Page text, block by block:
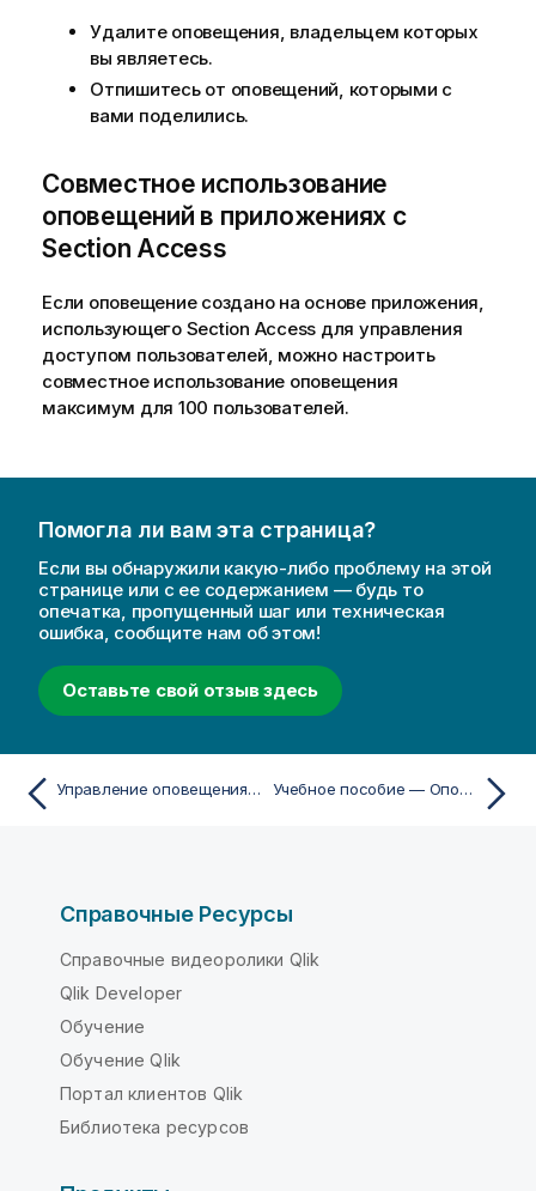
Удалите оповещения, владельцем которых
вы являетесь.
Отпишитесь от оповещений, которыми с
вами поделились.
Совместное использование
оповещений в приложениях с
Section Access
Если оповещение создано на основе приложения,
использующего Section Access для управления
доступом пользователей, можно настроить
совместное использование оповещения
максимум для 100 пользователей.
Помогла ли вам эта страница?
Если вы обнаружили какую-либо проблему на этой
странице или с ее содержанием — будь то
опечатка, пропущенный шаг или техническая
ошибка, сообщите нам об этом!
Оставьте свой отзыв здесь
Управление оповещениями Учебное пособие — Оповещения
Справочные Ресурсы
Справочные видеоролики Qlik
Qlik Developer
Обучение
Обучение Qlik
Портал клиентов Qlik
Библиотека ресурсов